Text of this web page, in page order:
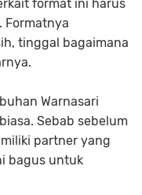
format ini harus
Formatnya
tinggal bagaimana
Warnasari
Sebab sebelum
partner yang
bagus untuk